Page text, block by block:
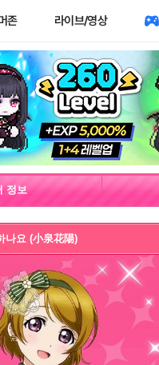
존 라이브/영상
정보
나요 (小泉花陽)